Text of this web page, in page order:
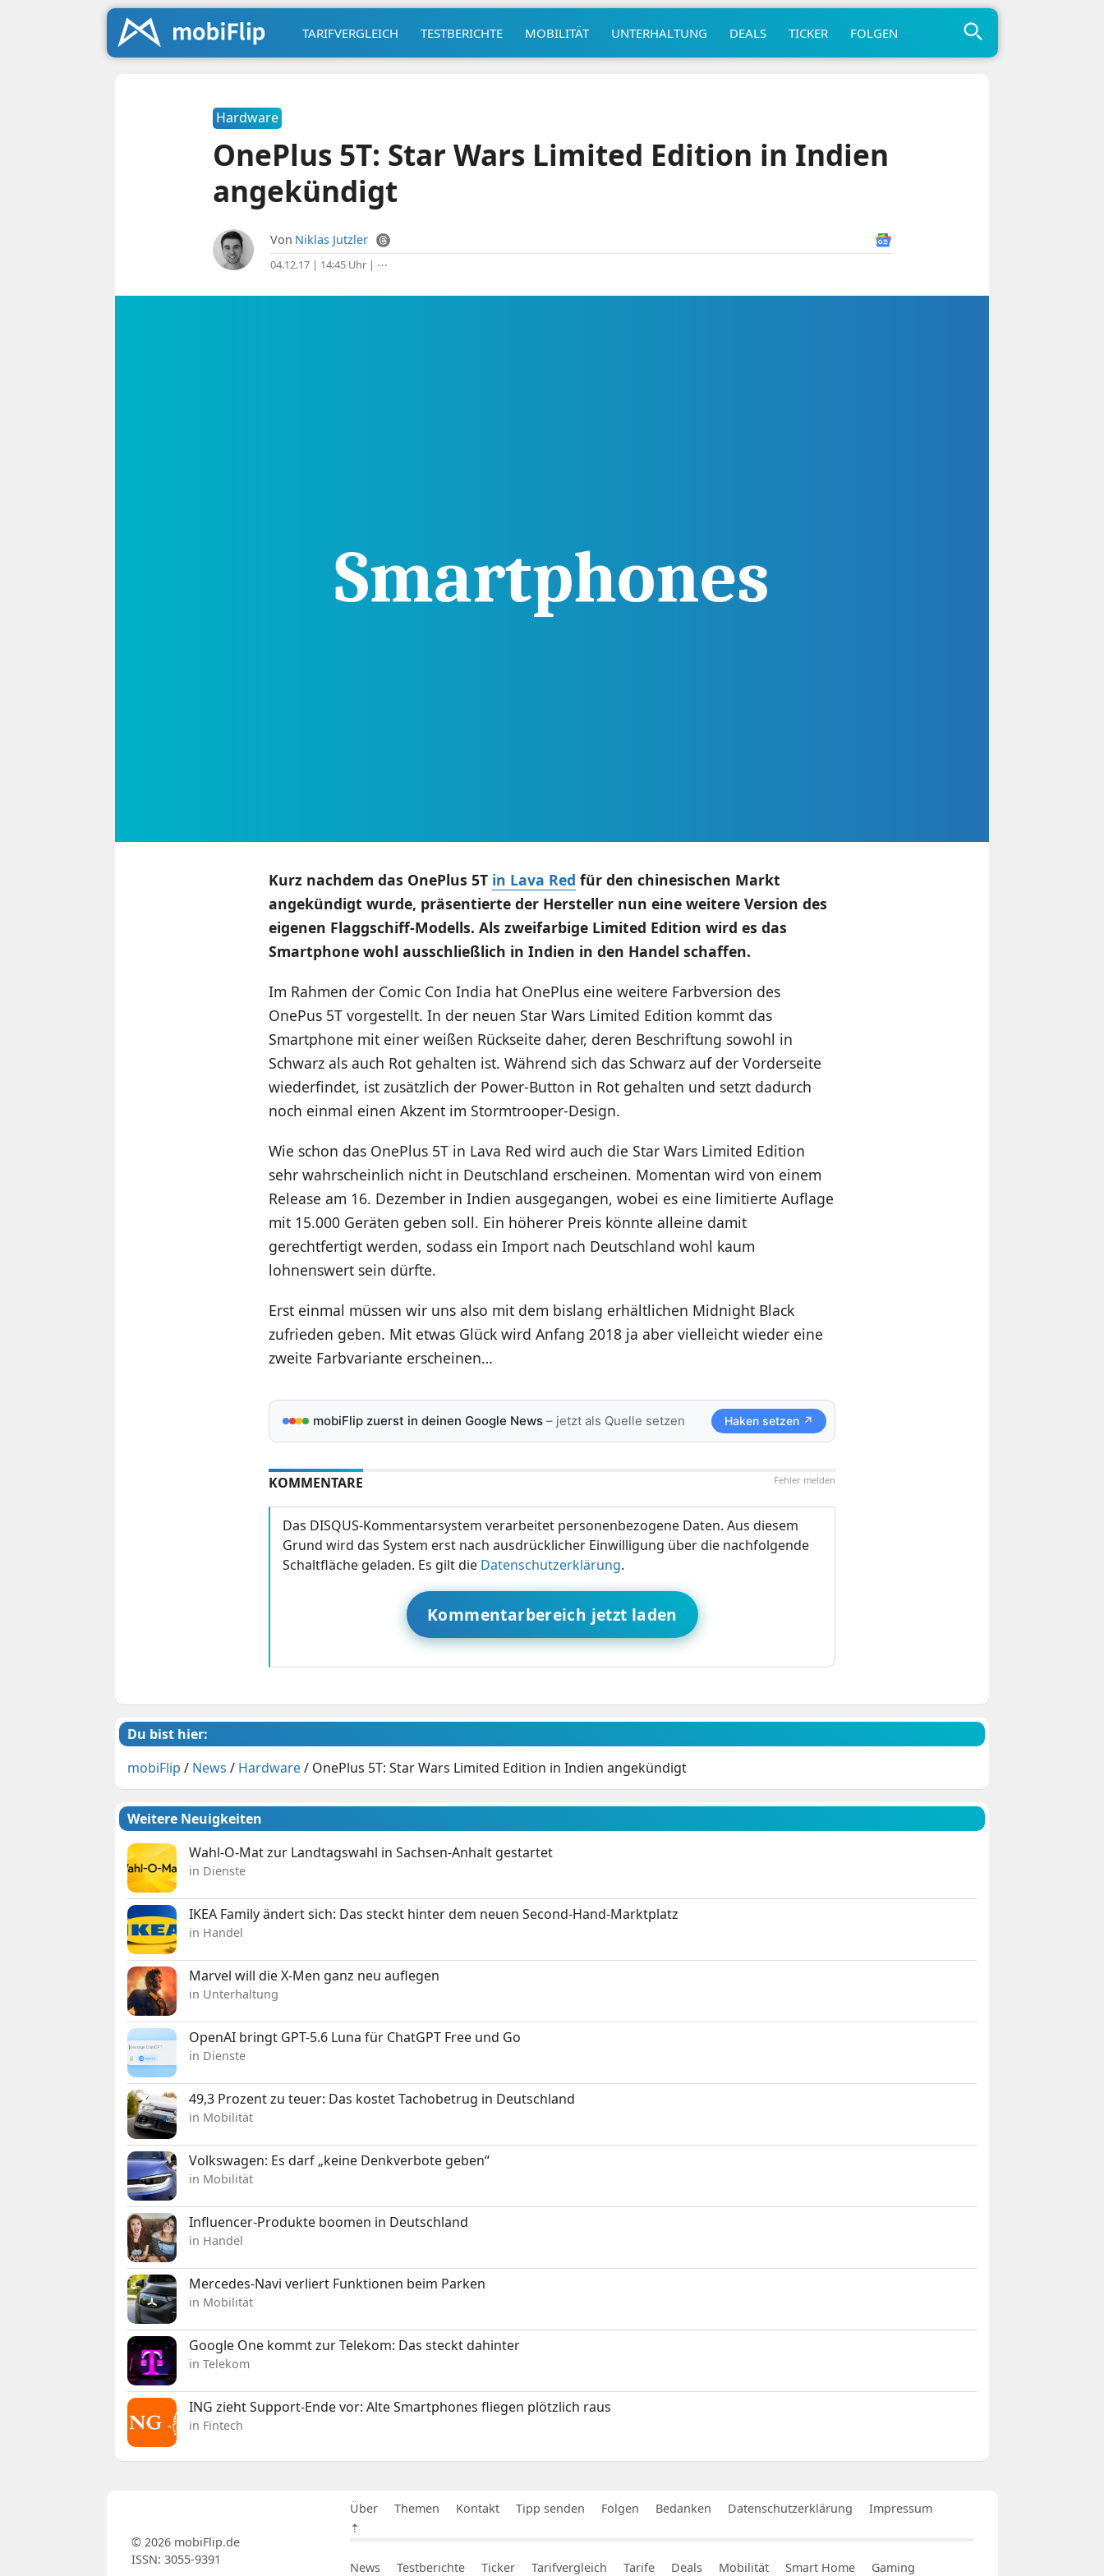
TARIFVERGLEICH TESTBERICHTE MOBILITÄT UNTERHALTUNG DEALS TICKER FOLGEN
Hardware
OnePlus 5T: Star Wars Limited Edition in Indien
angekündigt
Von Niklas Jutzler
04.12.17 | 14:45 Uhr| ⋯
Kurz nachdem das OnePlus 5T in Lava Red für den chinesischen Markt
angekündigt wurde, präsentierte der Hersteller nun eine weitere Version des
eigenen Flaggschiff-Modells. Als zweifarbige Limited Edition wird es das
Smartphone wohl ausschließlich in Indien in den Handel schaffen.
Im Rahmen der Comic Con India hat OnePlus eine weitere Farbversion des
OnePus 5T vorgestellt. In der neuen Star Wars Limited Edition kommt das
Smartphone mit einer weißen Rückseite daher, deren Beschriftung sowohl in
Schwarz als auch Rot gehalten ist. Während sich das Schwarz auf der Vorderseite
wiederfindet, ist zusätzlich der Power-Button in Rot gehalten und setzt dadurch
noch einmal einen Akzent im Stormtrooper-Design.
Wie schon das OnePlus 5T in Lava Red wird auch die Star Wars Limited Edition
sehr wahrscheinlich nicht in Deutschland erscheinen. Momentan wird von einem
Release am 16. Dezember in Indien ausgegangen, wobei es eine limitierte Auflage
mit 15.000 Geräten geben soll. Ein höherer Preis könnte alleine damit
gerechtfertigt werden, sodass ein Import nach Deutschland wohl kaum
lohnenswert sein dürfte.
Erst einmal müssen wir uns also mit dem bislang erhältlichen Midnight Black
zufrieden geben. Mit etwas Glück wird Anfang 2018 ja aber vielleicht wieder eine
zweite Farbvariante erscheinen…
mobiFlip zuerst in deinen Google News– jetzt als Quelle setzen Haken setzen ↗
Fehler melden
KOMMENTARE
Das DISQUS-Kommentarsystem verarbeitet personenbezogene Daten. Aus diesem
Grund wird das System erst nach ausdrücklicher Einwilligung über die nachfolgende
Schaltfläche geladen. Es gilt die Datenschutzerklärung.
Kommentarbereich jetzt laden
Du bist hier:
mobiFlip / News / Hardware/ OnePlus 5T: Star Wars Limited Edition in Indien angekündigt
Weitere Neuigkeiten
Wahl-O-Mat zur Landtagswahl in Sachsen-Anhalt gestartet
in Dienste
IKEA Family ändert sich: Das steckt hinter dem neuen Second-Hand-Marktplatz
in Handel
Marvel will die X-Men ganz neu auflegen
in Unterhaltung
OpenAI bringt GPT-5.6 Luna für ChatGPT Free und Go
in Dienste
49,3 Prozent zu teuer: Das kostet Tachobetrug in Deutschland
in Mobilität
Volkswagen: Es darf „keine Denkverbote geben“
in Mobilität
Influencer-Produkte boomen in Deutschland
in Handel
Mercedes-Navi verliert Funktionen beim Parken
in Mobilität
Google One kommt zur Telekom: Das steckt dahinter
in Telekom
ING zieht Support-Ende vor: Alte Smartphones fliegen plötzlich raus
in Fintech
Über Themen Kontakt Tipp senden Folgen Bedanken Datenschutzerklärung
Impressum
⇡
News Testberichte Ticker Tarifvergleich Tarife Deals Mobilität Smart Home Gaming
© 2026 mobiFlip.de
ISSN: 3055-9391